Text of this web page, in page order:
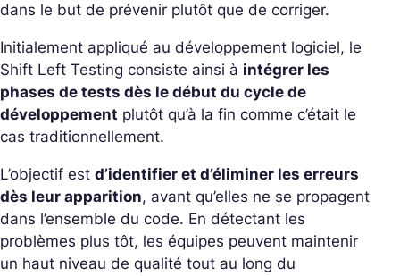
dans le but de prévenir plutôt que de corriger.
Initialement appliqué au développement logiciel, le
Shift Left Testing consiste ainsi à intégrer les
phases de tests dès le début du cycle de
développement plutôt qu’à la fin comme c’était le
cas traditionnellement.
L’objectif est d’identifier et d’éliminer les erreurs
dès leur apparition, avant qu’elles ne se propagent
dans l’ensemble du code. En détectant les
problèmes plus tôt, les équipes peuvent maintenir
un haut niveau de qualité tout au long du